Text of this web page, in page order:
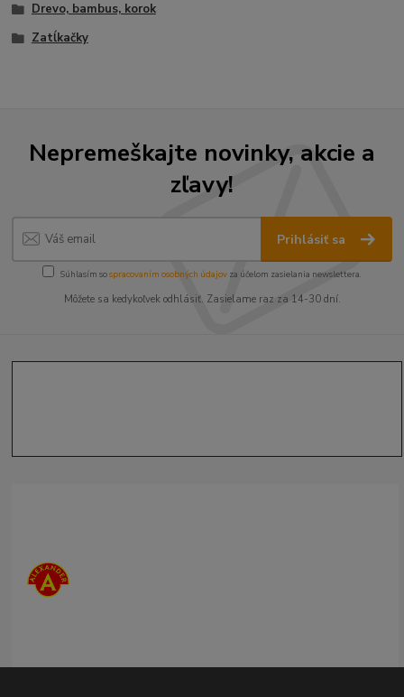
Drevo, bambus, korok
Zatĺkačky
Nepremeškajte novinky, akcie a
zľavy!
Prihlásiť sa
Súhlasím sospracovaním osobných údajov za účelom zasielania newslettera.
Môžete sa kedykoľvek odhlásiť. Zasielame raz za 14-30 dní.